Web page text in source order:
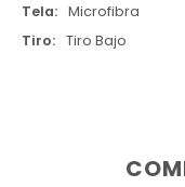
Tela
Microfibra
Tiro
Tiro Bajo